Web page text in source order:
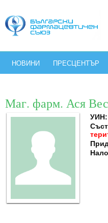
НОВИНИ ПРЕСЦЕНТЪР
Маг. фарм. Ася
УИН: